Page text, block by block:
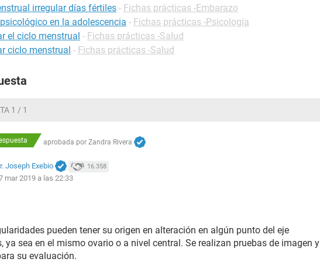
irregular días fértiles - Fichas prácticas -Embarazo
en la adolescencia - Fichas prácticas -Psicología
el ciclo menstrual - Fichas prácticas -Salud
ciclo menstrual - Fichas prácticas -Salud
1 / 1
aprobada por Zandra Rivera
Joseph Exebio 16.358
mar 2019 a las 22:33
pueden tener su origen en alteración en algún punto del eje
ya sea en el mismo ovario o a nivel central. Se realizan pruebas de imagen y
su evaluación.